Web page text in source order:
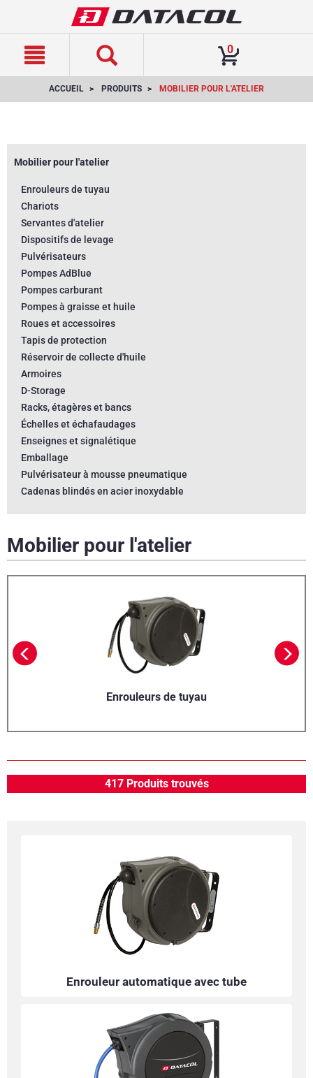
0
ACCUEIL PRODUITS MOBILIER POUR L'ATELIER
Mobilier pour l'atelier
Enrouleurs de tuyau
Chariots
Servantes d'atelier
Dispositifs de levage
Pulvérisateurs
Pompes AdBlue
Pompes carburant
Pompes à graisse et huile
Roues et accessoires
Tapis de protection
Réservoir de collecte d'huile
Armoires
D-Storage
Racks, étagères et bancs
Échelles et échafaudages
Enseignes et signalétique
Emballage
Pulvérisateur à mousse pneumatique
Cadenas blindés en acier inoxydable
Mobilier pour l'atelier
Enrouleurs de tuyau
417 Produits trouvés
Enrouleur automatique avec tube